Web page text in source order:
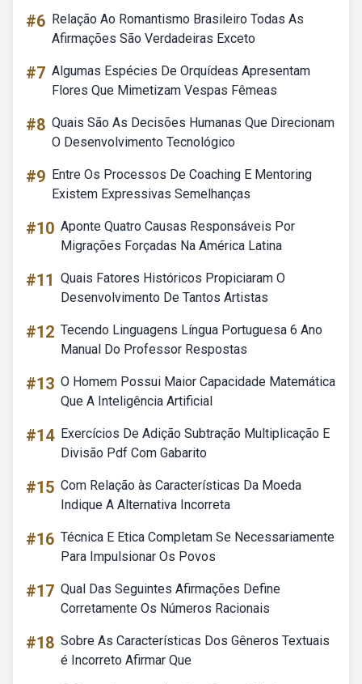
#6 Relação Ao Romantismo Brasileiro Todas As
Afirmações São Verdadeiras Exceto
#7 Algumas Espécies De Orquídeas Apresentam
Flores Que Mimetizam Vespas Fêmeas
#8 Quais São As Decisões Humanas Que Direcionam
O Desenvolvimento Tecnológico
#9 Entre Os Processos De Coaching E Mentoring
Existem Expressivas Semelhanças
#10 Aponte Quatro Causas Responsáveis Por
Migrações Forçadas Na América Latina
#11 Quais Fatores Históricos Propiciaram O
Desenvolvimento De Tantos Artistas
#12 Tecendo Linguagens Língua Portuguesa 6 Ano
Manual Do Professor Respostas
#13 O Homem Possui Maior Capacidade Matemática
Que A Inteligência Artificial
#14 Exercícios De Adição Subtração Multiplicação E
Divisão Pdf Com Gabarito
#15 Com Relação às Características Da Moeda
Indique A Alternativa Incorreta
#16 Técnica E Etica Completam Se Necessariamente
Para Impulsionar Os Povos
#17 Qual Das Seguintes Afirmações Define
Corretamente Os Números Racionais
#18 Sobre As Características Dos Gêneros Textuais
é Incorreto Afirmar Que